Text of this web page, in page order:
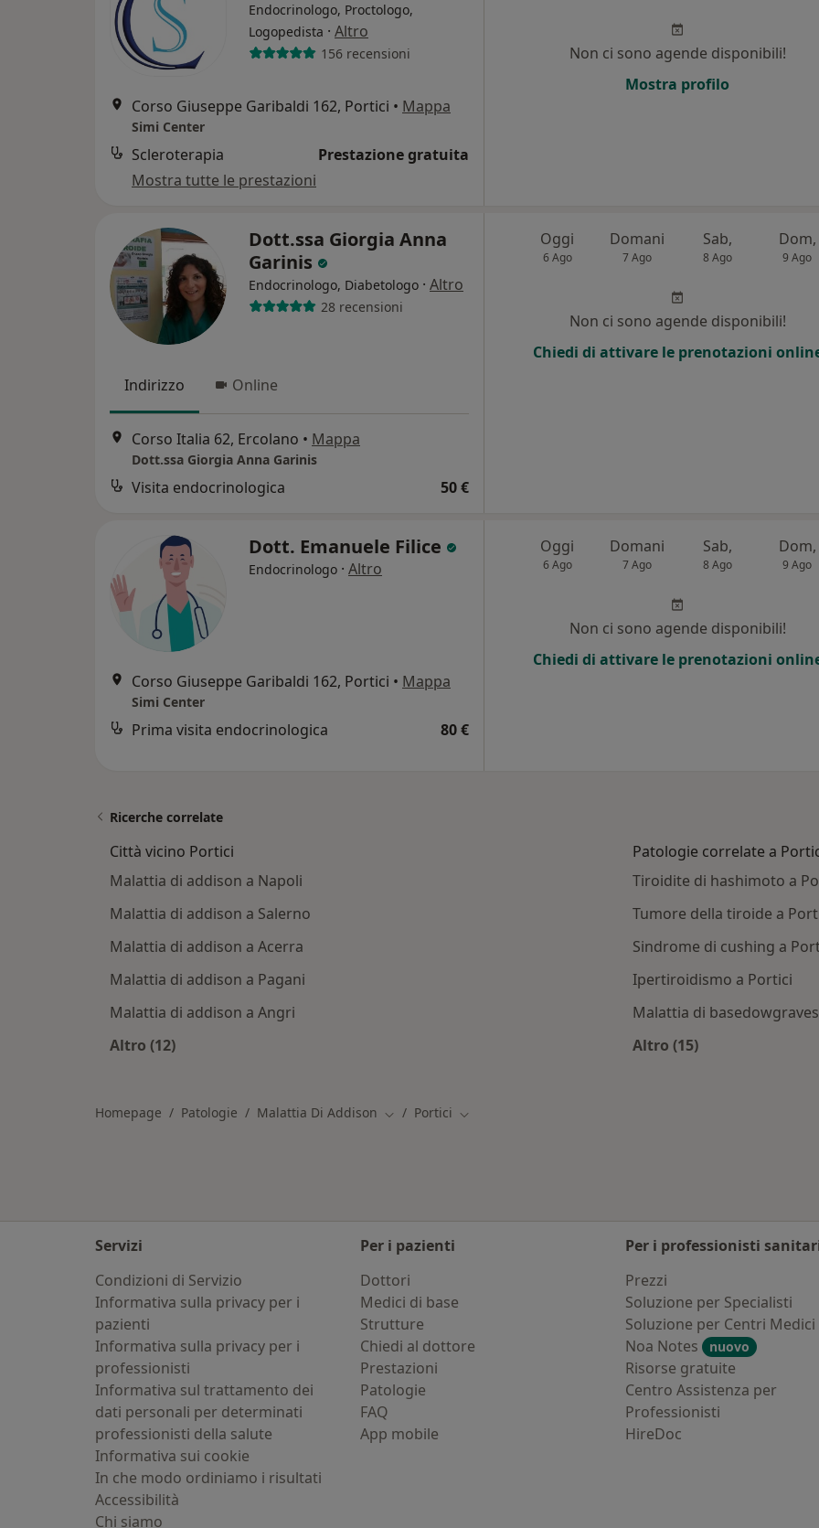
Endocrinologo, Proctologo,
Logopedista · Altro
156 recensioni
Corso Giuseppe Garibaldi 162, Portici • Mappa
Simi Center
Scleroterapia
Prestazione gratuita
Mostra tutte le prestazioni
Non ci sono agende disponibili!
Mostra profilo
Dott.ssa Giorgia Anna
Garinis
Endocrinologo, Diabetologo · Altro
28 recensioni
Indirizzo Online
Corso Italia 62, Ercolano • Mappa
Dott.ssa Giorgia Anna Garinis
Visita endocrinologica 50 €
Oggi
6 Ago
Domani
7 Ago
Sab,
8 Ago
Dom,
9 Ago
Non ci sono agende disponibili!
Chiedi di attivare le prenotazioni
Dott. Emanuele Filice
Endocrinologo · Altro
Corso Giuseppe Garibaldi 162, Portici • Mappa
Simi Center
Prima visita endocrinologica 80 €
Oggi
6 Ago
Domani
7 Ago
Sab,
8 Ago
Dom,
9 Ago
Non ci sono agende disponibili!
Chiedi di attivare le prenotazioni
Ricerche correlate
Città vicino Portici
Malattia di addison a Napoli
Malattia di addison a Salerno
Malattia di addison a Acerra
Malattia di addison a Pagani
Malattia di addison a Angri
Altro (12)
Patologie correlate a
Tiroidite di hashimoto a
Tumore della tiroide a
Sindrome di cushing a
Ipertiroidismo a Portici
Malattia di
Altro (15)
Homepage Patologie Malattia Di Addison Cambia città
Portici Cambia città
Servizi
Condizioni di Servizio
Informativa sulla privacy per i
pazienti
Informativa sulla privacy per i
professionisti
Informativa sul trattamento dei
dati personali per determinati
professionisti della salute
Informativa sui cookie
In che modo ordiniamo i risultati
Accessibilità
Chi siamo
Per i pazienti
Dottori
Medici di base
Strutture
Chiedi al dottore
Prestazioni
Patologie
FAQ
App mobile
Per i professionisti
Prezzi
Soluzione per Specialisti
Soluzione per Centri Medici
Noa Notes
nuovo
Risorse gratuite
Centro Assistenza per
Professionisti
HireDoc